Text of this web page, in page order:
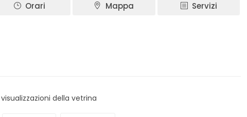
Orari Mappa Servizi
visualizzazioni della vetrina